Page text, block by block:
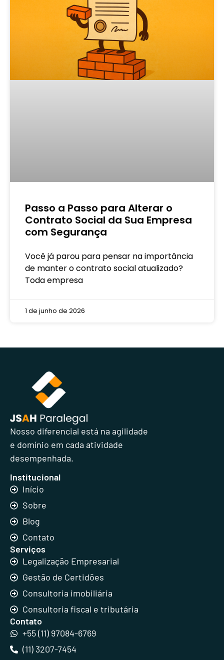
Passo a Passo para Alterar o
Contrato Social da Sua Empresa
com Segurança
Você já parou para pensar na importância
de manter o contrato social atualizado?
Toda empresa
1 de junho de 2026
Nosso diferencial está na agilidade
e domínio em cada atividade
desempenhada.
Institucional
Início
Sobre
Blog
Contato
Serviços
Legalização Empresarial
Gestão de Certidões
Consultoria imobiliária
Consultoria fiscal e tributária
Contato
+55 (11) 97084-6769
(11) 3207-7454